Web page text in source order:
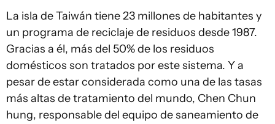
La isla de Taiwán tiene 23 millones de habitantes y
un programa de reciclaje de residuos desde 1987.
Gracias a él, más del 50% de los residuos
domésticos son tratados por este sistema. Y a
pesar de estar considerada como una de las tasas
más altas de tratamiento del mundo, Chen Chun
hung, responsable del equipo de saneamiento de